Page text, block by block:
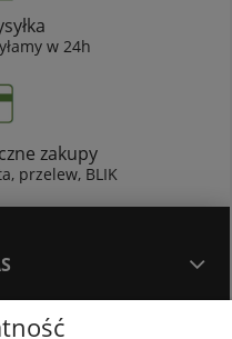
w 24h
zakupy
przelew, BLIK